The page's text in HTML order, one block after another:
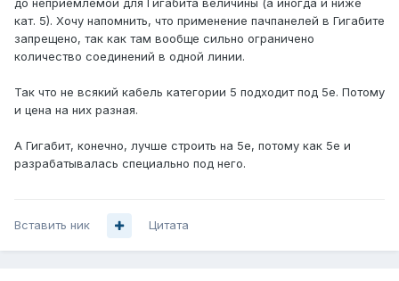
до неприемлемой для Гигабита величины (а иногда и ниже
кат. 5). Хочу напомнить, что применение пачпанелей в Гигабите
запрещено, так как там вообще сильно ограничено
количество соединений в одной линии.
Так что не всякий кабель категории 5 подходит под 5e. Потому
и цена на них разная.
А Гигабит, конечно, лучше строить на 5e, потому как 5e и
разрабатывалась специально под него.
Вставить ник Цитата